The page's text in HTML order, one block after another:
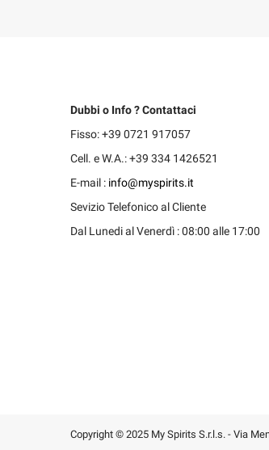
Dubbi o Info ? Contattaci
Fisso: +39 0721 917057
Cell. e W.A.: +39 334 1426521
E-mail : info@myspirits.it
Sevizio Telefonico al Cliente
Dal Lunedi al Venerdì : 08:00 alle 17:00
Copyright © 2025 My Spirits S.r.l.s. - Via